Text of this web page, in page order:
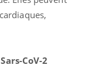
Sars-CoV-2